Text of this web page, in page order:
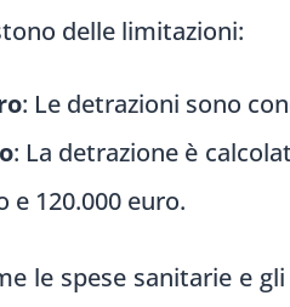
delle limitazioni:
: Le detrazioni sono
: La detrazione è
120.000 euro.
le spese sanitarie e